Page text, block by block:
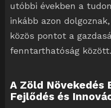
utóbbi években a
inkább azon
közös pontot a
fenntarthatóság között.
A Zöld Növekedés
Fejlődés és